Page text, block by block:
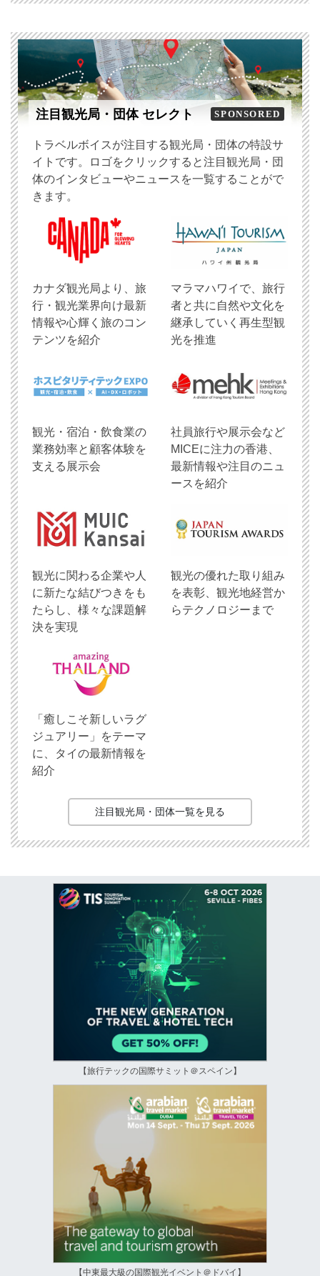
注目観光局・団体 セレクト SPONSORED
トラベルボイスが注目する観光局・団体の特設サ
イトです。ロゴをクリックすると注目観光局・団
体のインタビューやニュースを一覧することがで
きます。
​カナダ観光局より、旅
行・観光業界向け最新
情報や心輝く旅のコン
テンツを紹介
マラマハワイで、旅行
者と共に自然や文化を
継承していく再生型観
光を推進
観光・宿泊・飲食業の
業務効率と顧客体験を
支える展示会
社員旅行や展示会など
MICEに注力の香港、
最新情報や注目のニュ
ースを紹介
観光に関わる企業や人
に新たな結びつきをも
たらし、様々な課題解
決を実現
観光の優れた取り組み
を表彰、観光地経営か
らテクノロジーまで
「癒しこそ新しいラグ
ジュアリー」をテーマ
に、タイの最新情報を
紹介
注目観光局・団体一覧を見る
【旅行テックの国際サミット＠スペイン】
【中東最大級の国際観光イベント＠ドバイ】